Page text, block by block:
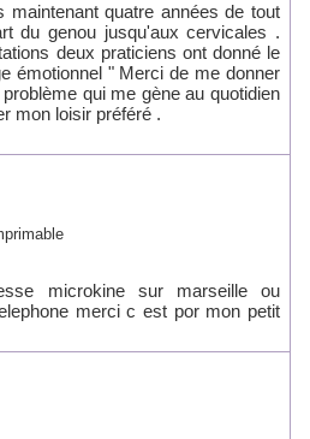
maintenant quatre années de tout
du genou jusqu'aux cervicales .
deux praticiens ont donné le
émotionnel " Merci de me donner
qui me gène au quotidien
mon loisir préféré .
microkine sur marseille ou
merci c est por mon petit